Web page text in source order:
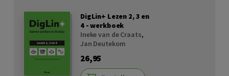
DigLin+ Lezen 2, 3 en
4 - werkboek
Ineke van de Craats,
Jan Deutekom
26,95